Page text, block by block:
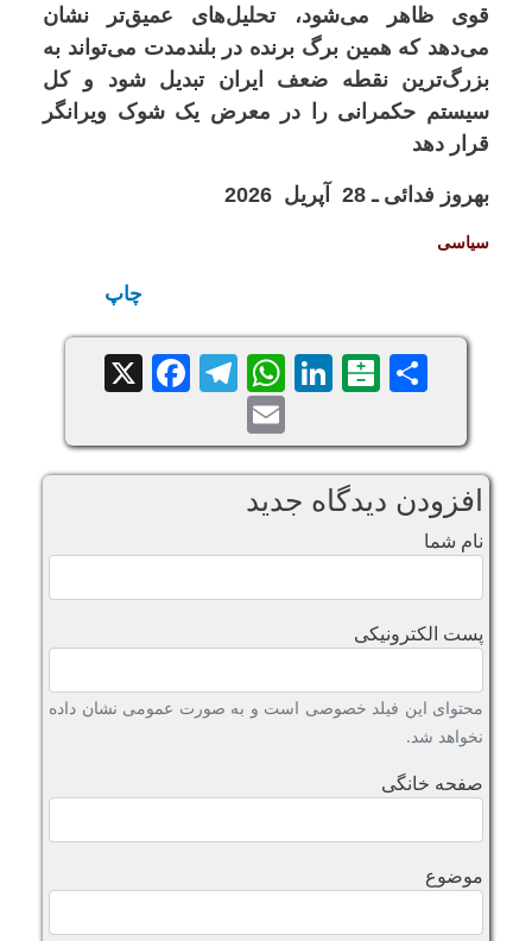
قوی ظاهر می‌شود، تحلیل‌های عمیق‌تر نشان
می‌دهد که همین برگ برنده در بلندمدت می‌تواند به
بزرگ‌ترین نقطه ضعف ایران تبدیل شود و کل
سیستم حکمرانی را در معرض یک شوک ویرانگر
قرار دهد
بهروز فدائی ـ 28 آپریل 2026
سياسی
چاپ
Share
Balatarin
LinkedIn
WhatsApp
Telegram
Facebook
X
Email
افزودن دیدگاه جدید
نام شما
پست الکترونیکی
محتوای این فیلد خصوصی است و به صورت عمومی نشان داده
نخواهد شد.
صفحه خانگی
موضوع